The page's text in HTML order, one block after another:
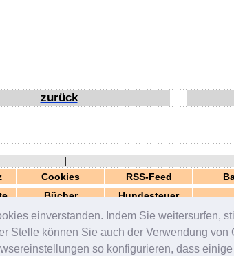
einverstanden. Indem Sie weitersurfen,
Stelle können Sie auch der Verwendung von
so konfigurieren, dass
zurück
|
Cookies RSS-Feed
Bücher Hundesteuer
generiert in 0.03 Sek.
© 2000-2026 by
ZERGportal